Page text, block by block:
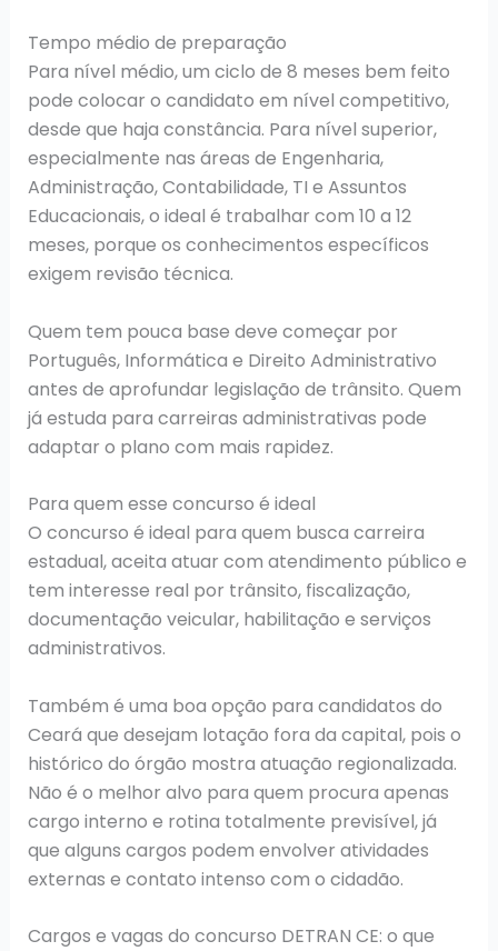
Tempo médio de preparação
Para nível médio, um ciclo de 8 meses bem feito
pode colocar o candidato em nível competitivo,
desde que haja constância. Para nível superior,
especialmente nas áreas de Engenharia,
Administração, Contabilidade, TI e Assuntos
Educacionais, o ideal é trabalhar com 10 a 12
meses, porque os conhecimentos específicos
exigem revisão técnica.
Quem tem pouca base deve começar por
Português, Informática e Direito Administrativo
antes de aprofundar legislação de trânsito. Quem
já estuda para carreiras administrativas pode
adaptar o plano com mais rapidez.
Para quem esse concurso é ideal
O concurso é ideal para quem busca carreira
estadual, aceita atuar com atendimento público e
tem interesse real por trânsito, fiscalização,
documentação veicular, habilitação e serviços
administrativos.
Também é uma boa opção para candidatos do
Ceará que desejam lotação fora da capital, pois o
histórico do órgão mostra atuação regionalizada.
Não é o melhor alvo para quem procura apenas
cargo interno e rotina totalmente previsível, já
que alguns cargos podem envolver atividades
externas e contato intenso com o cidadão.
Cargos e vagas do concurso DETRAN CE: o que